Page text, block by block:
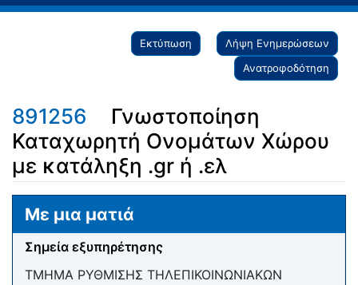
Εκτύπωση
Λήψη Ενημερώσεων
Ανατροφοδότηση
891256
Γνωστοποίηση
Καταχωρητή Ονομάτων Χώρου
με κατάληξη .gr ή .ελ
Μετάβαση σε: πλοήγηση
Με μια ματιά
Σημεία εξυπηρέτησης
ΤΜΗΜΑ ΡΥΘΜΙΣΗΣ ΤΗΛΕΠΙΚΟΙΝΩΝΙΑΚΩΝ